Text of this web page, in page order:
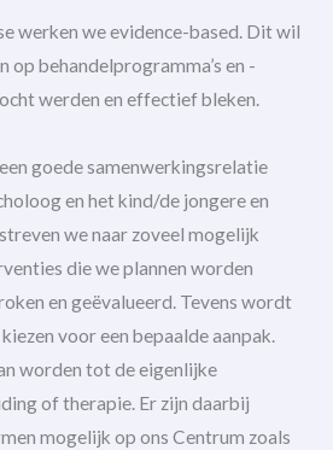
werken we evidence-based. Dit wil
op behandelprogramma’s en -
werden en effectief bleken.
goede samenwerkingsrelatie
en het kind/de jongere en
we naar zoveel mogelijk
die we plannen worden
en geëvalueerd. Tevens wordt
voor een bepaalde aanpak.
worden tot de eigenlijke
of therapie. Er zijn daarbij
mogelijk op ons Centrum zoals